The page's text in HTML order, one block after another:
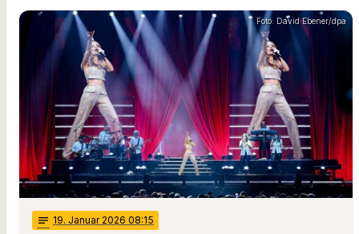
Foto: David Ebener/dpa
notes 19. Januar 2026 08:15